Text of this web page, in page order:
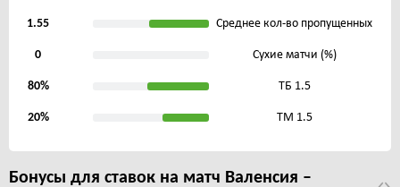
1.55 Среднее кол-во пропущенных
0 Сухие матчи (%)
80% ТБ 1.5
20% ТМ 1.5
Бонусы для ставок на матч Валенсия –